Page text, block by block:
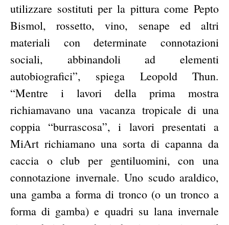
utilizzare sostituti per la pittura come Pepto
Bismol, rossetto, vino, senape ed altri
materiali con determinate connotazioni
sociali, abbinandoli ad elementi
autobiografici”, spiega Leopold Thun.
“Mentre i lavori della prima mostra
richiamavano una vacanza tropicale di una
coppia “burrascosa”, i lavori presentati a
MiArt richiamano una sorta di capanna da
caccia o club per gentiluomini, con una
connotazione invernale. Uno scudo araldico,
una gamba a forma di tronco (o un tronco a
forma di gamba) e quadri su lana invernale